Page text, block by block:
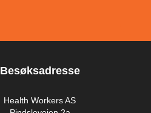
Besøksadresse
Health Workers AS